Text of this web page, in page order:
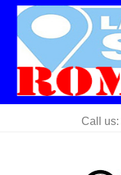
Call us: